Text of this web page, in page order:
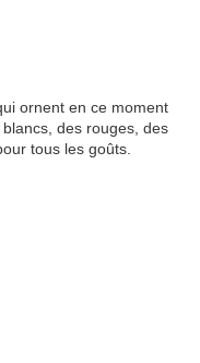
ornent en ce moment
des rouges, des
tous les goûts.